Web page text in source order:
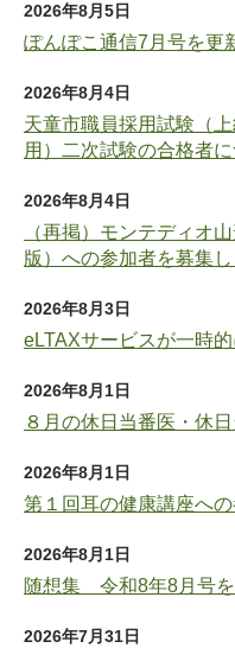
2026年8月5日
ぽんぽこ通信7月号を更
2026年8月4日
天童市職員採用試験（
用）二次試験の合格者
2026年8月4日
（再掲）モンテディオ
版）への参加者を募集
2026年8月3日
eLTAXサービスが一時
2026年8月1日
８月の休日当番医・休
2026年8月1日
第１回耳の健康講座へ
2026年8月1日
随想集 令和8年8月号
2026年7月31日